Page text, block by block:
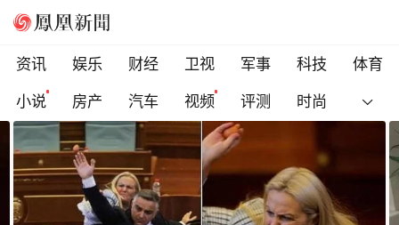
资讯 娱乐 财经 卫视 军事 科技
体育
小说
房产 汽车 视频 评测 时尚